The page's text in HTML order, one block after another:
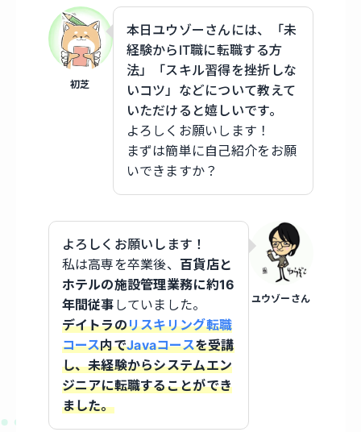
初芝
本日ユウゾーさんには、「未
経験からIT職に転職する方
法」「スキル習得を挫折しな
いコツ」などについて教えて
いただけると嬉しいです。
よろしくお願いします！
まずは簡単に自己紹介をお願
いできますか？
ユウゾーさん
よろしくお願いします！
私は高専を卒業後、 百貨店と
ホテルの施設管理業務に約16
年間従事 していました。
デイトラのリスキリング転職
コース内でJavaコースを受講
し、未経験からシステムエン
ジニアに転職することができ
ました。